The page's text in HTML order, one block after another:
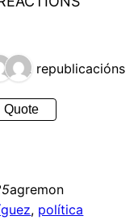
2 republicacións
Quote
agremon
, política